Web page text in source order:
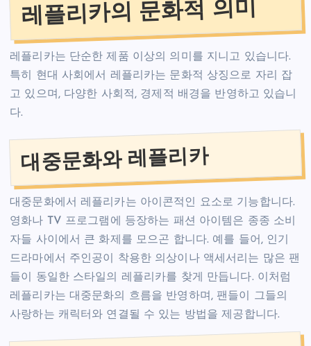
레플리카의 문화적 의미
레플리카는 단순한 제품 이상의 의미를 지니고 있습니다.
특히 현대 사회에서 레플리카는 문화적 상징으로 자리 잡
고 있으며, 다양한 사회적, 경제적 배경을 반영하고 있습니
다.
대중문화와 레플리카
대중문화에서 레플리카는 아이콘적인 요소로 기능합니다.
영화나 TV 프로그램에 등장하는 패션 아이템은 종종 소비
자들 사이에서 큰 화제를 모으곤 합니다. 예를 들어, 인기
드라마에서 주인공이 착용한 의상이나 액세서리는 많은 팬
들이 동일한 스타일의 레플리카를 찾게 만듭니다. 이처럼
레플리카는 대중문화의 흐름을 반영하며, 팬들이 그들의
사랑하는 캐릭터와 연결될 수 있는 방법을 제공합니다.